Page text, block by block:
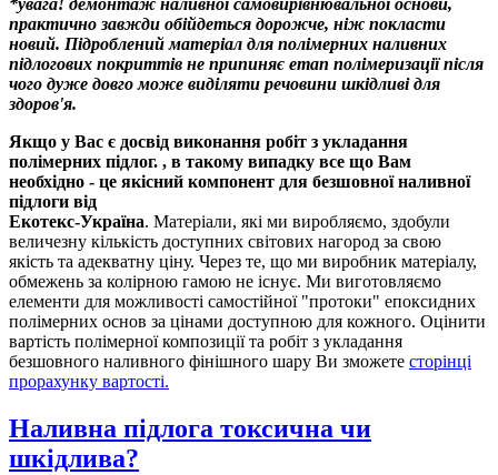
*увага! демонтаж наливної самовирівнювальної основи,
практично завжди обійдеться дорожче, ніж покласти
новий. Підроблений матеріал для полімерних наливних
підлогових покриттів не припиняє етап полімеризації після
чого дуже довго може виділяти речовини шкідливі для
здоров'я.
Якщо у Вас є досвід виконання робіт з укладання
полімерних підлог. , в такому випадку все що Вам
необхідно - це якісний компонент для безшовної наливної
підлоги від
Екотекс-Україна. Матеріали, які ми виробляємо, здобули
величезну кількість доступних світових нагород за свою
якість та адекватну ціну. Через те, що ми виробник матеріалу,
обмежень за колірною гамою не існує. Ми виготовляємо
елементи для можливості самостійної "протоки" епоксидних
полімерних основ за цінами доступною для кожного. Оцінити
вартість полімерної композиції та робіт з укладання
безшовного наливного фінішного шару Ви зможете сторінці
прорахунку вартості.
Наливна підлога токсична чи
шкідлива?